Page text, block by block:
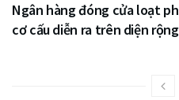
Ngân hàng đóng cửa loạt
cơ cấu diễn ra trên diện rộng